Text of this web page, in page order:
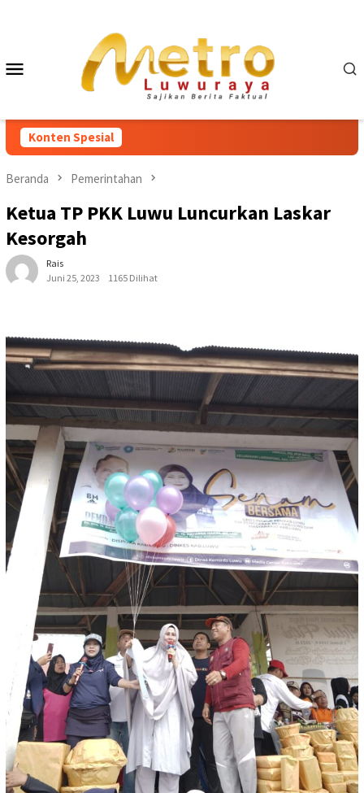
Mobile
Konten Spesial
Beranda Pemerintahan
Ketua TP PKK Luwu Luncurkan Laskar
Kesorgah
Rais
Juni 25, 2023
1165 Dilihat